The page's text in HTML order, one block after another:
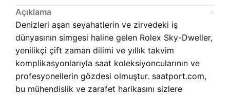
Açıklama
Denizleri aşan seyahatlerin ve zirvedeki iş
dünyasının simgesi haline gelen Rolex Sky-Dweller,
yenilikçi çift zaman dilimi ve yıllık takvim
komplikasyonlarıyla saat koleksiyoncularının ve
profesyonellerin gözdesi olmuştur. saatport.com,
bu mühendislik ve zarafet harikasını sizlere